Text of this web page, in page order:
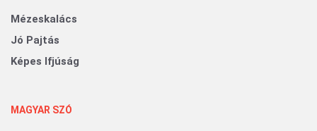
Mézeskalács
Jó Pajtás
Képes Ifjúság
MAGYAR SZÓ